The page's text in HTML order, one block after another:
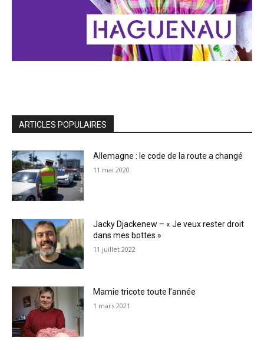
ARTICLES POPULAIRES
Allemagne : le code de la route a changé
11 mai 2020
Jacky Djackenew – « Je veux rester droit
dans mes bottes »
11 juillet 2022
Mamie tricote toute l’année
1 mars 2021